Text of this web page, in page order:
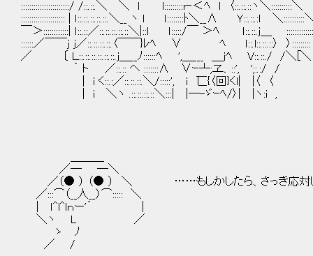
:::::::::::::::::::::::/ /::.::.＼ ＼ l l:::::::::r‐＜ﾍ ｌ 〈::.::.::ヽ＼::::::::::＼
::::::::::::::::::::: | ｌ::.::.::.::.::.＼__ ヽ ｌ ｌ::::::::ﾄ＼__∧ Ｙ::.::.:ｌ ＼::::::::::
￣＞::::::::::::| ｌ::.::／::.::.::.::.::＼|::ｌ ｌ:::::/￣ ＞ﾍ ｌ::.::.j＿ :::::::::::::
::::::／￣￣ｊ ｊ／::.::.::.::.〈￣￣}ﾚﾍ ∨ ﾍ ｌ::.l::.::.::〉 〉:::::::::
／ 〔 Ｌ::.::.::.::.::.::.ｊ＿__ﾉ::::::ﾍ ',＿___ ＿jﾍ V::.::./ /＼[＼
｀ ト ／::.:: ヘ :::::::∧ ∨ｰ┴;ヱ、::', ';:.:/ /
| i く::.:／::.::.::.＼/:::::', ｉ 匸{〈回}くl| |〈 〈
| i ＼ヽ .::.::.::.::＼:::| |―-ゞｰﾍ/〉| |ヽ:i ,
／─ ─＼
／（● ） （● ） ＼ ……もしかしたら、さっき応対
／:::⌒（__人__）⌒::::: ＼
| ｌ^l^lｎー'´ |
＼ヽ L ／
ゝ ﾉ
／ /